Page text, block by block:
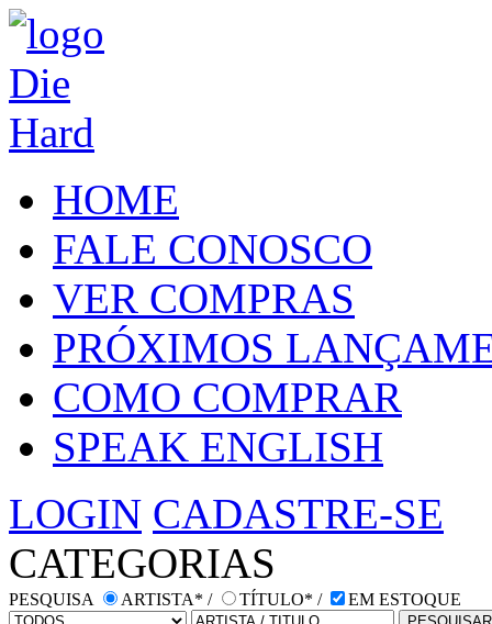
HOME
FALE CONOSCO
VER COMPRAS
PRÓXIMOS
COMO COMPRAR
SPEAK ENGLISH
LOGIN CADASTRE-SE
CATEGORIAS
PESQUISA ARTISTA* / TÍTULO* / EM ESTOQUE